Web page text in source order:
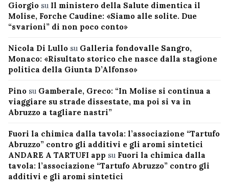
Giorgio su Il ministero della Salute dimentica il
Molise, Forche Caudine: «Siamo alle solite. Due
“svarioni” di non poco conto»
Nicola Di Lullo su Galleria fondovalle Sangro,
Monaco: «Risultato storico che nasce dalla stagione
politica della Giunta D’Alfonso»
Pino su Gamberale, Greco: “In Molise si continua a
viaggiare su strade dissestate, ma poi si va in
Abruzzo a tagliare nastri”
Fuori la chimica dalla tavola: l’associazione “Tartufo
Abruzzo” contro gli additivi e gli aromi sintetici
ANDARE A TARTUFI app su Fuori la chimica dalla
tavola: l’associazione “Tartufo Abruzzo” contro gli
additivi e gli aromi sintetici